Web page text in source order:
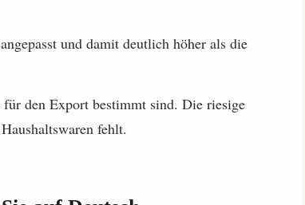
und damit deutlich höher als die
den Export bestimmt sind. Die riesige
fehlt.